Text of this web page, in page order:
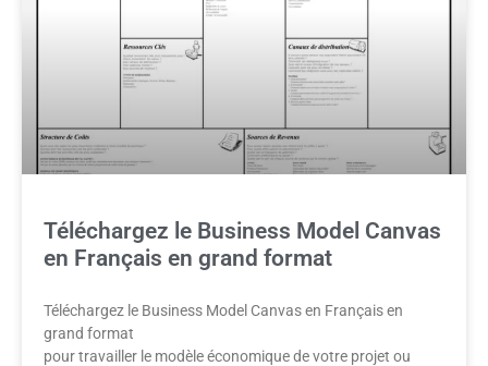
Téléchargez le Business Model Canvas
en Français en grand format
Téléchargez le Business Model Canvas en Français en
grand format
pour travailler le modèle économique de votre projet ou